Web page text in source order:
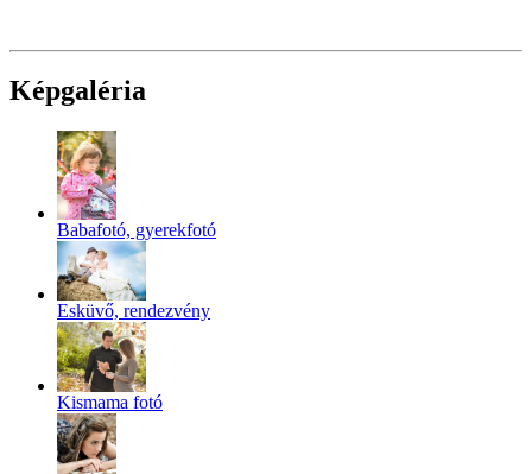
Képgaléria
Babafotó, gyerekfotó
Esküvő, rendezvény
Kismama fotó